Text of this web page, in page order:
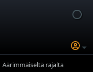
Äärimmäiseltä rajalta